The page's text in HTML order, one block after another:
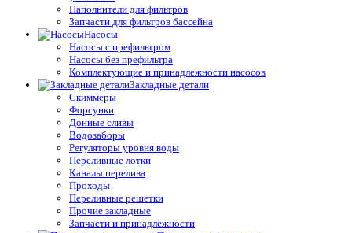
Наполнители для фильтров
Запчасти для фильтров бассейна
Насосы
Насосы с префильтром
Насосы без префильтра
Комплектующие и принадлежности насосов
Закладные детали
Скиммеры
Форсунки
Донные сливы
Водозаборы
Регуляторы уровня воды
Переливные лотки
Каналы перелива
Проходы
Переливные решетки
Прочие закладные
Запчасти и принадлежности